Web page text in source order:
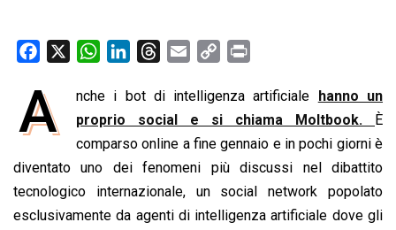
c
e
o
o
k
W
a
t
s
A
p
p
n
e
d
I
n
r
e
a
d
s
a
i
p
y
L
i
n
k
i
n
t
A nche i bot di intelligenza artificiale
hanno un
proprio social e si chiama Moltbook.
È
comparso online a fine gennaio e in pochi giorni è
diventato uno dei fenomeni più discussi nel dibattito
tecnologico internazionale, un social network popolato
esclusivamente da agenti di intelligenza artificiale dove gli